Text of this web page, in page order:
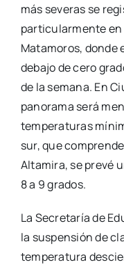
más severas se
particularmente en
Matamoros, donde
debajo de cero
de la semana. En
panorama será
temperaturas
sur, que
Altamira, se prevé
8 a 9 grados.
La Secretaría de
la suspensión de
temperatura